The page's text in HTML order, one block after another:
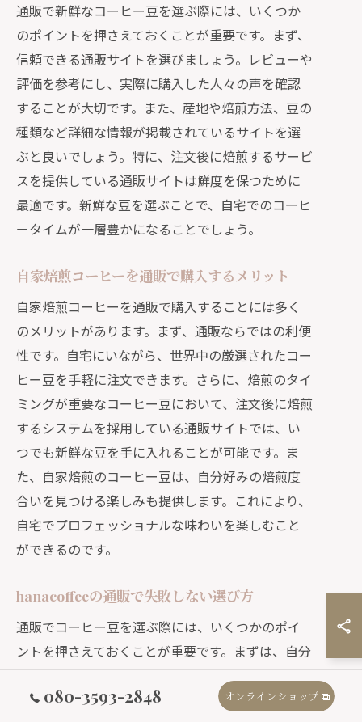
通販で新鮮なコーヒー豆を選ぶ際には、いくつか
のポイントを押さえておくことが重要です。まず、
信頼できる通販サイトを選びましょう。レビューや
評価を参考にし、実際に購入した人々の声を確認
することが大切です。また、産地や焙煎方法、豆の
種類など詳細な情報が掲載されているサイトを選
ぶと良いでしょう。特に、注文後に焙煎するサービ
スを提供している通販サイトは鮮度を保つために
最適です。新鮮な豆を選ぶことで、自宅でのコーヒ
ータイムが一層豊かになることでしょう。
自家焙煎コーヒーを通販で購入するメリット
自家焙煎コーヒーを通販で購入することには多く
のメリットがあります。まず、通販ならではの利便
性です。自宅にいながら、世界中の厳選されたコー
ヒー豆を手軽に注文できます。さらに、焙煎のタイ
ミングが重要なコーヒー豆において、注文後に焙煎
するシステムを採用している通販サイトでは、い
つでも新鮮な豆を手に入れることが可能です。ま
た、自家焙煎のコーヒー豆は、自分好みの焙煎度
合いを見つける楽しみも提供します。これにより、
自宅でプロフェッショナルな味わいを楽しむこと
ができるのです。
hanacoffeeの通販で失敗しない選び方
通販でコーヒー豆を選ぶ際には、いくつかのポイ
ントを押さえておくことが重要です。まずは、自分
の好みの焙煎度合いを知ること。hanacoffeeで
は、浅煎りから深煎りまで豊富なラインナップが
080-3593-2848 オンラインショップ